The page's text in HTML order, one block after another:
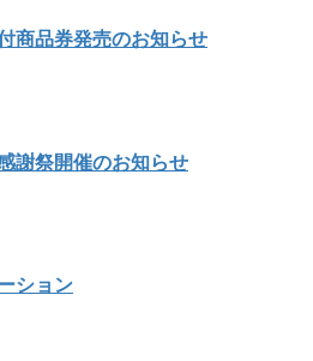
商品券発売のお知らせ
謝祭開催のお知らせ
ション